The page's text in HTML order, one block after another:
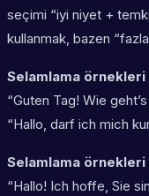
seçimi “iyi niyet +
kullanmak, bazen “fazla
Selamlama örnekleri
“Guten Tag! Wie
“Hallo, darf ich mich
Selamlama örnekleri
“Hallo! Ich hoffe, Sie